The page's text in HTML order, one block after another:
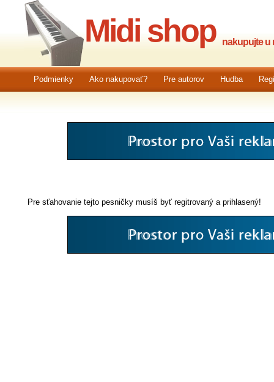
Midi shop nakupujte u
Podmienky Ako nakupovať? Pre autorov Hudba
Pre sťahovanie tejto pesničky musíš byť regitrovaný a prihlasený!